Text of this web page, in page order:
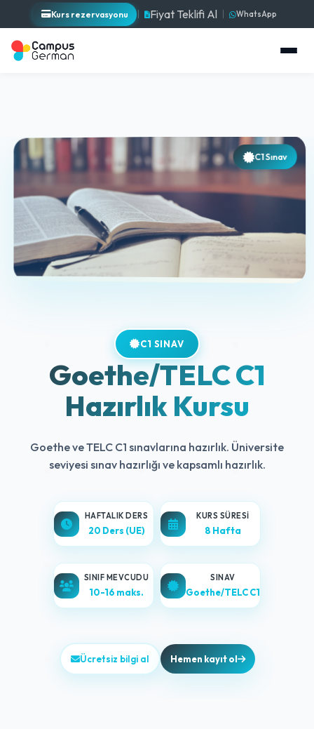
Kurs rezervasyonu Fiyat Teklifi Al WhatsApp
C1 Sınav
C1 SINAV
Goethe/TELC C1
Hazırlık Kursu
Goethe ve TELC C1 sınavlarına hazırlık. Üniversite
seviyesi sınav hazırlığı ve kapsamlı hazırlık.
HAFTALIK DERS
20 Ders (UE)
KURS SÜRESI
8 Hafta
SINIF MEVCUDU
10-16 maks.
SINAV
Goethe/TELC C1
Ücretsiz bilgi al Hemen kayıt ol